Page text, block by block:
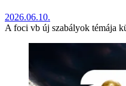
2026.06.10.
A foci vb új szabályok témája